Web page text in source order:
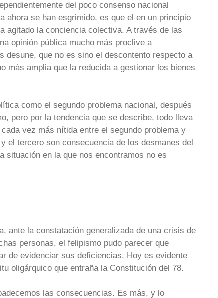
del poco consenso nacional
ahora se han esgrimido, es que el en un principio
agitado la conciencia colectiva. A través de las
opinión pública mucho más proclive a
desune, que no es sino el descontento respecto a
más amplia que la reducida a gestionar los bienes
como el segundo problema nacional, después
pero por la tendencia que se describe, todo lleva
vez más nítida entre el segundo problema y
el tercero son consecuencia de los desmanes del
situación en la que nos encontramos no es
ante la constatación generalizada de una crisis de
personas, el felipismo pudo parecer que
de evidenciar sus deficiencias. Hoy es evidente
oligárquico que entraña la Constitución del 78.
las consecuencias. Es más, y lo